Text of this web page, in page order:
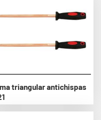
triangular antichispas